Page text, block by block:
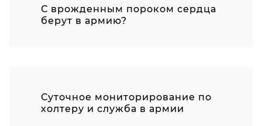
С врожденным пороком сердца
берут в армию?
Суточное мониторирование по
холтеру и служба в армии